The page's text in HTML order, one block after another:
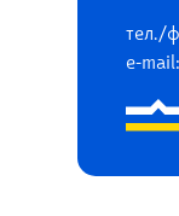
тел./
e-